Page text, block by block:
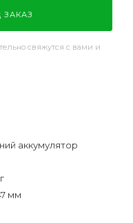
ЗАКАЗ
свяжутся с вами и
аккумулятор
мм